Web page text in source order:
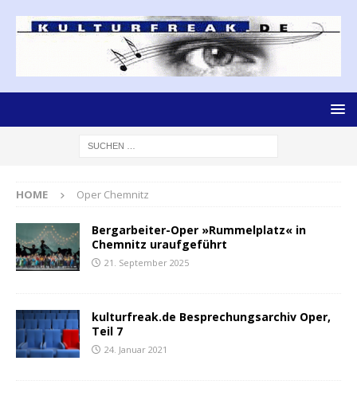
HOME Oper Chemnitz
Bergarbeiter-Oper »Rummelplatz« in
Chemnitz uraufgeführt
21. September 2025
kulturfreak.de Besprechungsarchiv Oper,
Teil 7
24. Januar 2021